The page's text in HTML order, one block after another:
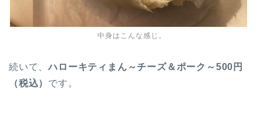
中身はこんな感じ。
続いて、ハローキティまん～チーズ＆ポーク～500円
（税込） です。